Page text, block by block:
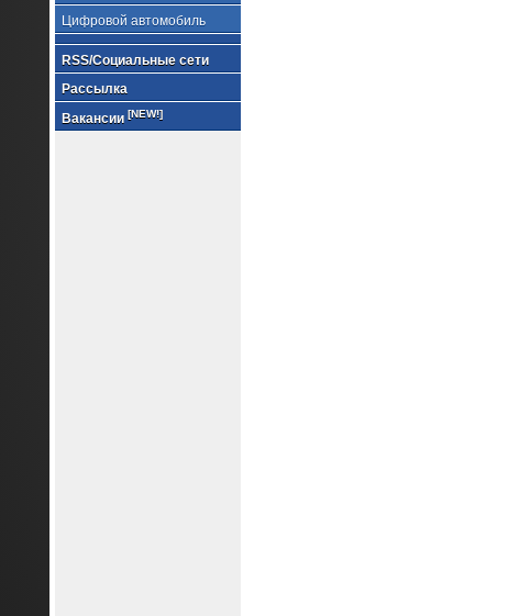
Цифровой автомобиль
RSS/Социальные сети
Рассылка
Вакансии [NEW!]